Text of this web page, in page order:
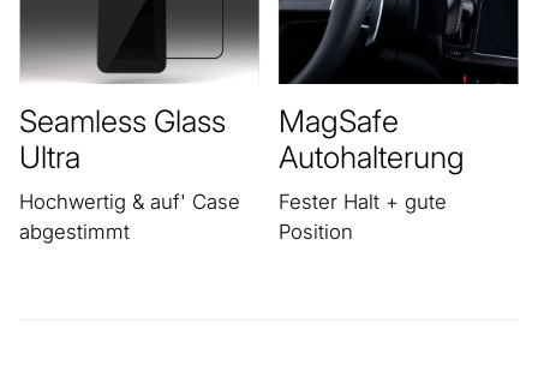
Seamless Glass
Ultra
Hochwertig & auf' Case
abgestimmt
MagSafe
Autohalterung
Fester Halt + gute
Position